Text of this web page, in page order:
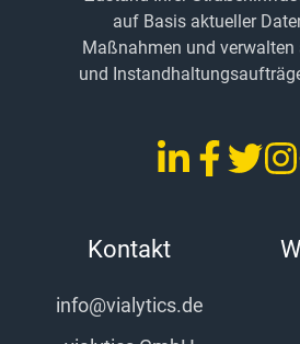
auf Basis aktueller
Maßnahmen und verwalten
und
LinkedInFacebook
Kontakt
info@vialytics.de